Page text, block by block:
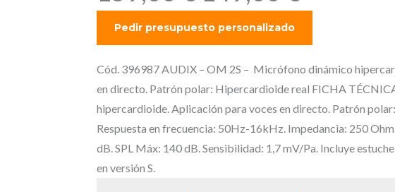
l
p
r
e
c
i
o
o
l
r
e
c
i
o
a
Cód. 396987 AUDIX – OM 2S – Micrófono dinámico
en directo. Patrón polar: Hipercardioide real FICHA
hipercardioide. Aplicación para voces en directo. Patrón
Respuesta en frecuencia: 50Hz-16kHz. Impedancia: 250
dB. SPL Máx: 140 dB. Sensibilidad: 1,7 mV/Pa. Incluye
en versión S.